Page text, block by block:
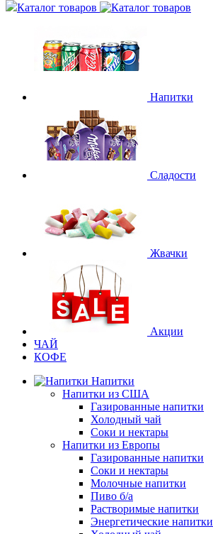
Каталог товаров
Напитки
Сладости
Жвачки
Акции
ЧАЙ
КОФЕ
Напитки
Напитки из США
Газированные напитки
Холодный чай
Соки и нектары
Напитки из Европы
Газированные напитки
Соки и нектары
Молочные напитки
Пиво б/а
Растворимые напитки
Энергетические напитки